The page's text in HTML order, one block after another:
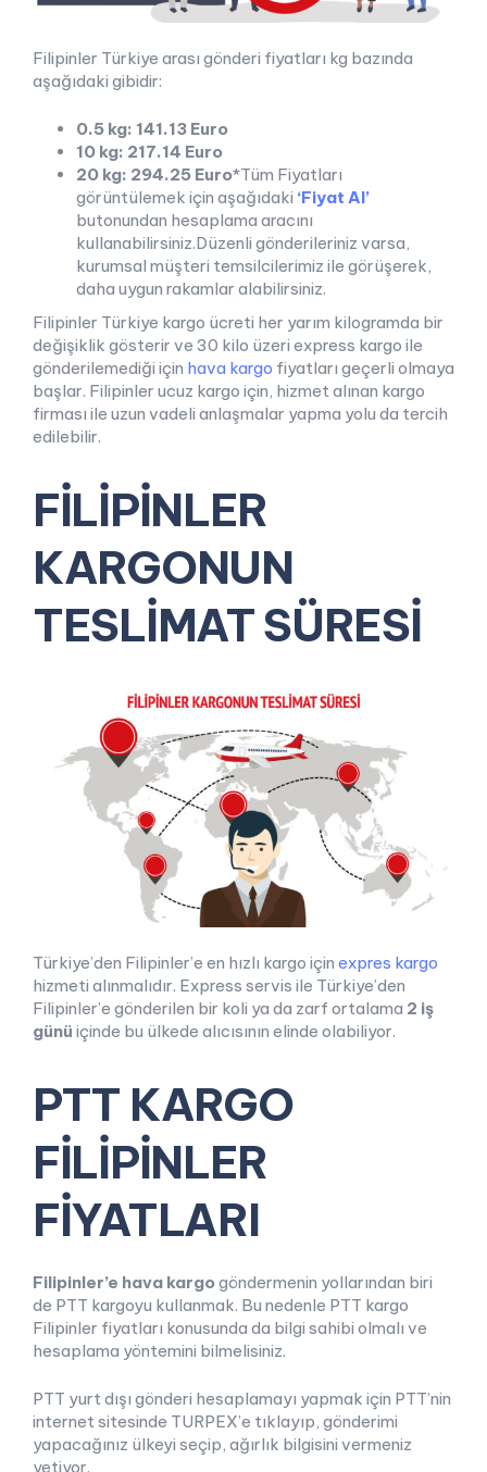
Filipinler Türkiye arası gönderi fiyatları kg bazında
aşağıdaki gibidir:
0.5 kg: 141.13 Euro
10 kg: 217.14 Euro
20 kg: 294.25 Euro*Tüm Fiyatları
görüntülemek için aşağıdaki ‘Fiyat Al’
butonundan hesaplama aracını
kullanabilirsiniz.Düzenli gönderileriniz varsa,
kurumsal müşteri temsilcilerimiz ile görüşerek,
daha uygun rakamlar alabilirsiniz.
Filipinler Türkiye kargo ücreti her yarım kilogramda bir
değişiklik gösterir ve 30 kilo üzeri express kargo ile
gönderilemediği için hava kargo fiyatları geçerli olmaya
başlar. Filipinler ucuz kargo için, hizmet alınan kargo
firması ile uzun vadeli anlaşmalar yapma yolu da tercih
edilebilir.
FİLİPİNLER
KARGONUN
TESLİMAT SÜRESİ
Türkiye’den Filipinler’e en hızlı kargo için expres kargo
hizmeti alınmalıdır. Express servis ile Türkiye’den
Filipinler’e gönderilen bir koli ya da zarf ortalama 2 iş
günü içinde bu ülkede alıcısının elinde olabiliyor.
PTT KARGO
FİLİPİNLER
FİYATLARI
Filipinler’e hava kargogöndermenin yollarından biri
de PTT kargoyu kullanmak. Bu nedenle PTT kargo
Filipinler fiyatları konusunda da bilgi sahibi olmalı ve
hesaplama yöntemini bilmelisiniz.
PTT yurt dışı gönderi hesaplamayı yapmak için PTT’nin
internet sitesinde TURPEX’e tıklayıp, gönderimi
yapacağınız ülkeyi seçip, ağırlık bilgisini vermeniz
yetiyor.